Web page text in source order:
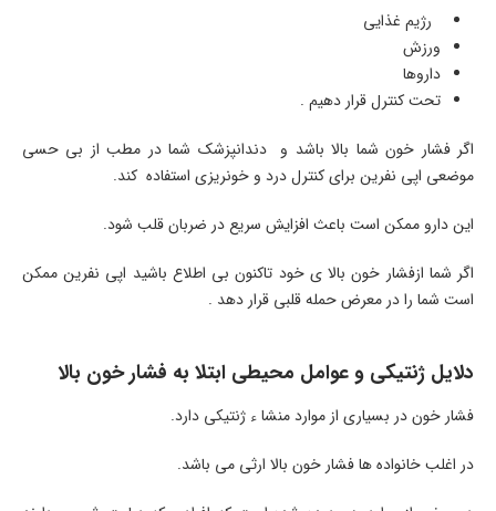
رژیم غذایی
ورزش
داروها
تحت کنترل قرار دهیم .
اگر فشار خون شما بالا باشد و دندانپزشک شما در مطب از بی حسی
موضعی اپی نفرین برای کنترل درد و خونریزی استفاده کند.
این دارو ممکن است باعث افزایش سریع در ضربان قلب شود.
اگر شما ازفشار خون بالا ی خود تاکنون بی اطلاع باشید اپی نفرین ممکن
است شما را در معرض حمله قلبی قرار دهد .
دلایل ژنتیکی و عوامل محیطی ابتلا به فشار خون بالا
فشار خون در بسیاری از موارد منشا ء ژنتیکی دارد.
در اغلب خانواده ها فشار خون بالا ارثی می باشد.